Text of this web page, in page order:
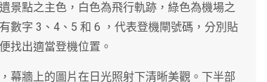
景點之主色，白色為飛行軌跡，綠色為機場之
數字 3、4、5 和 6 ，代表登機閘號碼，分別貼
找出適當登機位置。
幕牆上的圖片在日光照射下清晰美觀。下半部